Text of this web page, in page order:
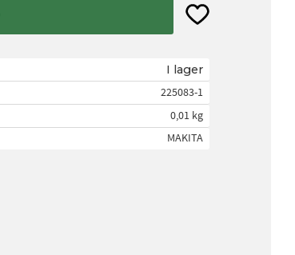
Lägg till i
I lager
225083-1
0,01 kg
MAKITA